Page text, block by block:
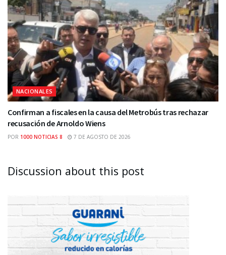
NACIONALES
Confirman a fiscales en la causa del Metrobús tras rechazar
recusación de Arnoldo Wiens
POR 1000 NOTICIAS 8 7 DE AGOSTO DE 2026
Discussion about this post